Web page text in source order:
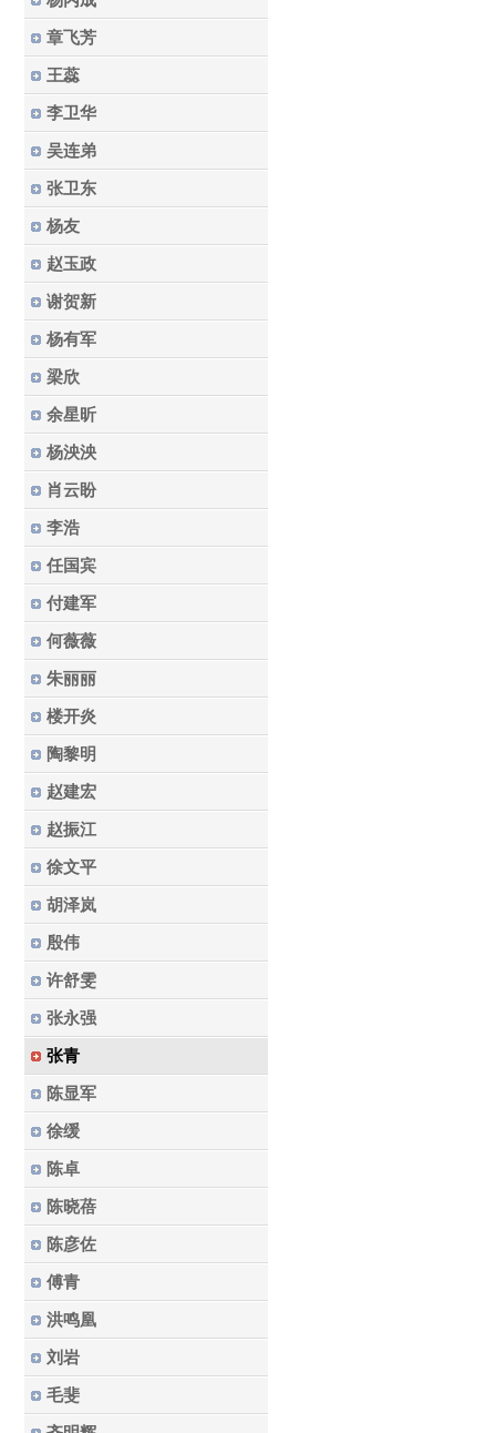
章飞芳
王蕊
李卫华
吴连弟
张卫东
杨友
赵玉政
谢贺新
杨有军
梁欣
余星昕
杨泱泱
肖云盼
李浩
任国宾
付建军
何薇薇
朱丽丽
楼开炎
陶黎明
赵建宏
赵振江
徐文平
胡泽岚
殷伟
许舒雯
张永强
张青
陈显军
徐缓
陈卓
陈晓蓓
陈彦佐
傅青
洪鸣凰
刘岩
毛斐